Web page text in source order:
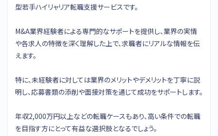
型若手ハイリャリア転職支援サービスです。
M&A業界経験者による専門的なサポートを提供し、業界の実情
や各求人の特徴を深く理解した上で、求職者にリアルな情報を伝
えます。
特に、未経験者に対しては業界のメリットやデメリットを丁寧に説
明し、応募書類の添削や面接対策を通じて成功をサポートします。
年収2,000万円以上などの転職ケースもあり、高い条件での転職
を目指す方にとって有益な選択肢となるでしょう。